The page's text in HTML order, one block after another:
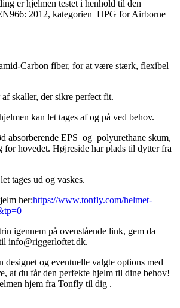
er hjelmen testet i henhold til den
2012, kategorien HPG for Airborne
Carbon fiber, for at være stærk, flexibel
skaller, der sikre perfect fit.
kan let tages af og på ved behov.
absorberende EPS og polyurethane skum,
for hovedet. Højreside har plads til dytter fra
tages ud og vaskes.
her:https://www.tonfly.com/helmet-
igennem på ovenstående link, gem da
info@riggerloftet.dk.
designet og eventuelle valgte options med
at du får den perfekte hjelm til dine behov!
hjem fra Tonfly til dig .